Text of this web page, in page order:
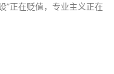
”正在贬值，专业主义正在